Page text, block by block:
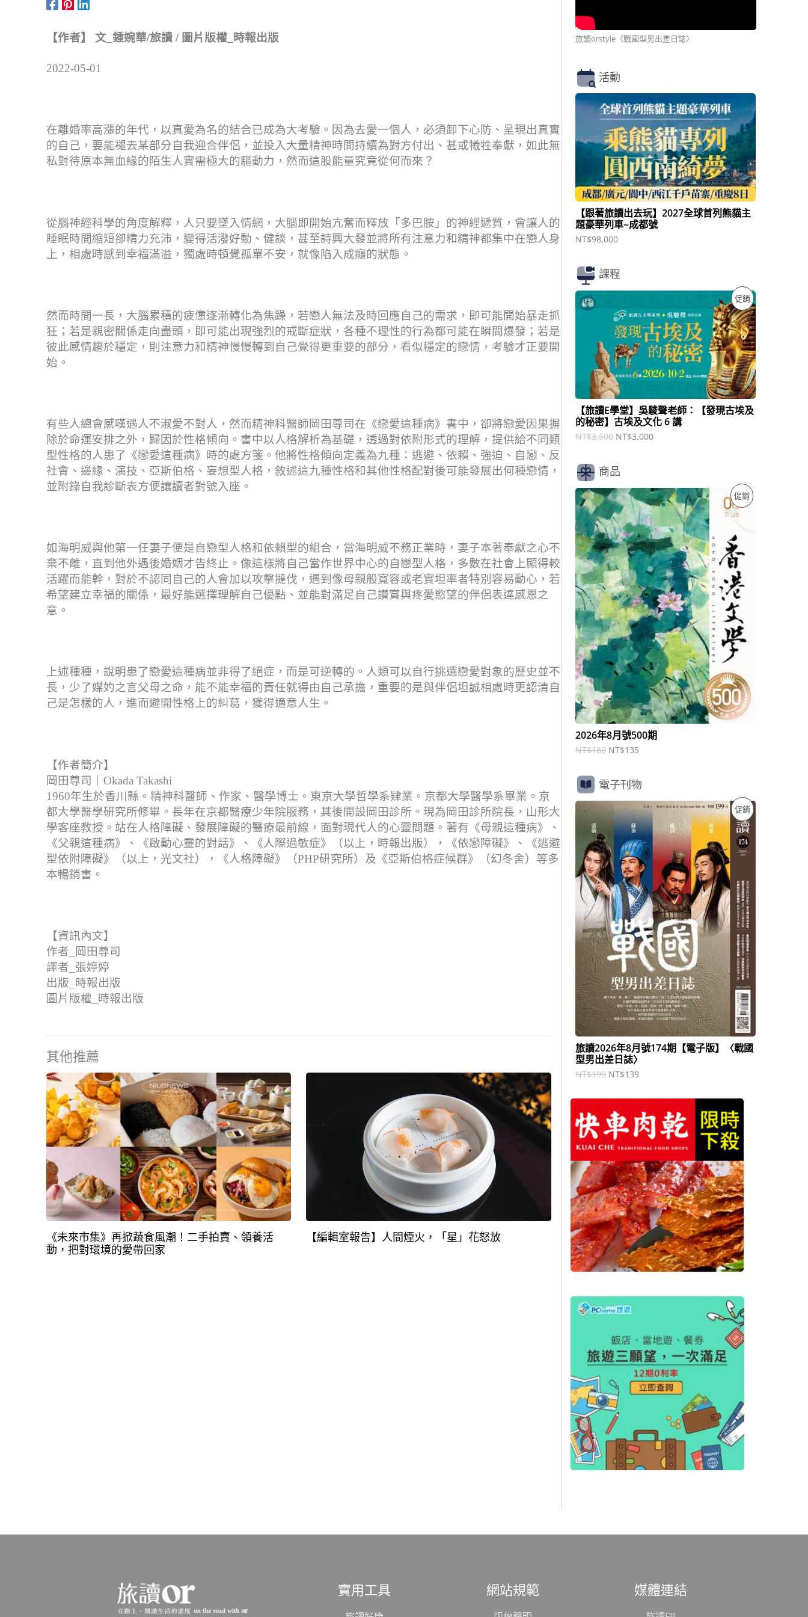
【作者】 文_鍾婉華/旅讀 / 圖片版權_時報出版
2022-05-01
在離婚率高漲的年代，以真愛為名的結合已成為大考驗。因為去愛一個人，必須卸下心防、呈現出真實
的自己，要能褪去某部分自我迎合伴侶，並投入大量精神時間持續為對方付出、甚或犧牲奉獻，如此無
私對待原本無血緣的陌生人實需極大的驅動力，然而這股能量究竟從何而來？
從腦神經科學的角度解釋，人只要墜入情網，大腦即開始亢奮而釋放「多巴胺」的神經遞質，會讓人的
睡眠時間縮短卻精力充沛，變得活潑好動、健談，甚至詩興大發並將所有注意力和精神都集中在戀人身
上，相處時感到幸福滿溢，獨處時頓覺孤單不安，就像陷入成癮的狀態。
然而時間一長，大腦累積的疲憊逐漸轉化為焦躁，若戀人無法及時回應自己的需求，即可能開始暴走抓
狂；若是親密關係走向盡頭，即可能出現強烈的戒斷症狀，各種不理性的行為都可能在瞬間爆發；若是
彼此感情趨於穩定，則注意力和精神慢慢轉到自己覺得更重要的部分，看似穩定的戀情，考驗才正要開
始。
有些人總會感嘆遇人不淑愛不對人，然而精神科醫師岡田尊司在《戀愛這種病》書中，卻將戀愛因果摒
除於命運安排之外，歸因於性格傾向。書中以人格解析為基礎，透過對依附形式的理解，提供給不同類
型性格的人患了《戀愛這種病》時的處方箋。他將性格傾向定義為九種：逃避、依賴、強迫、自戀、反
社會、邊緣、演技、亞斯伯格、妄想型人格，敘述這九種性格和其他性格配對後可能發展出何種戀情，
並附錄自我診斷表方便讓讀者對號入座。
如海明威與他第一任妻子便是自戀型人格和依賴型的組合，當海明威不務正業時，妻子本著奉獻之心不
棄不離，直到他外遇後婚姻才告終止。像這樣將自己當作世界中心的自戀型人格，多數在社會上顯得較
活躍而能幹，對於不認同自己的人會加以攻擊撻伐，遇到像母親般寬容或老實坦率者特別容易動心，若
希望建立幸福的關係，最好能選擇理解自己優點、並能對滿足自己讚賞與疼愛慾望的伴侶表達感恩之
意。
上述種種，說明患了戀愛這種病並非得了絕症，而是可逆轉的。人類可以自行挑選戀愛對象的歷史並不
長，少了媒妁之言父母之命，能不能幸福的責任就得由自己承擔，重要的是與伴侶坦誠相處時更認清自
己是怎樣的人，進而避開性格上的糾葛，獲得適意人生。
【作者簡介】
岡田尊司｜Okada Takashi
1960年生於香川縣。精神科醫師、作家、醫學博士。東京大學哲學系肄業。京都大學醫學系畢業。京
都大學醫學研究所修畢。長年在京都醫療少年院服務，其後開設岡田診所。現為岡田診所院長，山形大
學客座教授。站在人格障礙、發展障礙的醫療最前線，面對現代人的心靈問題。著有《母親這種病》、
《父親這種病》、《啟動心靈的對話》、《人際過敏症》（以上，時報出版），《依戀障礙》、《逃避
型依附障礙》（以上，光文社），《人格障礙》（PHP研究所）及《亞斯伯格症候群》（幻冬舍）等多
本暢銷書。
【資訊內文】
作者_岡田尊司
譯者_張婷婷
出版_時報出版
圖片版權_時報出版
其他推薦
《未來市集》再掀蔬食風潮！二手拍賣、領養活
動，把對環境的愛帶回家
【編輯室報告】人間煙火，「星」花怒放
旅讀orstyle〈戰國型男出差日誌〉
活動
【跟著旅讀出去玩】2027全球首列熊貓主
題豪華列車~成都號
NT$98,000
課程
促銷 特
價
商
品
【旅讀E學堂】吳駿聲老師：【發現古埃及
的秘密】古埃及文化 6 講
NT$3,600
價
格
：
N
T
$
3
,
6
0
0
。
NT$3,000
價
格
：
N
T
$
3
0
0
0
。
商品
促銷特
2026年8月號500期
NT$180
原
始
價
格
：
N
T
$
8
0
。
NT$135
前
價
格
：
N
T
1
3
5
。
電子刊物
促銷 特
價
商
旅讀2026年8月號174期【電子版】〈戰國
型男出差日誌〉
NT$199
原
始
價
格
：
N
T
$
1
9
9
。
NT$139
目
前
價
格
：
N
T
$
1
3
9
。
實用工具 網站規範 媒體連結